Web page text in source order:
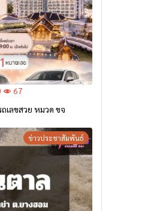
67
เลขสวย หมวด ขจ
ข่าวประชาสัมพันธ์